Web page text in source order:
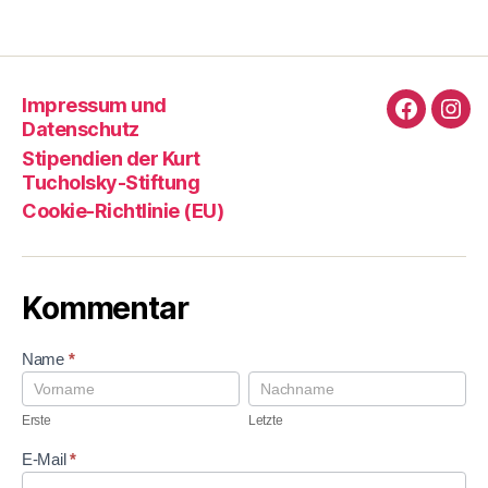
Impressum und
Datenschutz
Stipendien der Kurt
Tucholsky-Stiftung
Cookie-Richtlinie (EU)
Kommentar
K
o
m
n
t
Name *
E
r
s
e
Erste
L
e
t
e
Letzte
E-Mail*